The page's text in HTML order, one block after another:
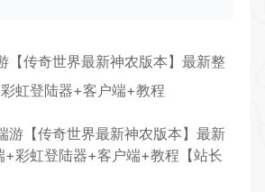
【传奇世界最新神农版本】最新整
虹登陆器+客户端+教程